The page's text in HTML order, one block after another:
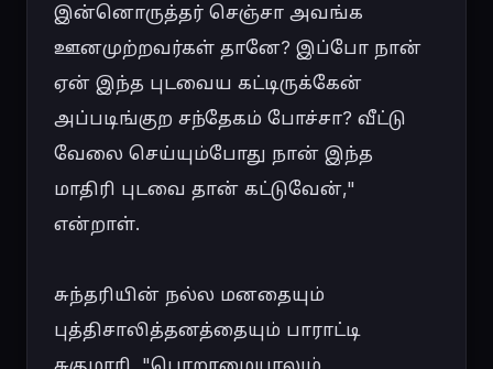
இன்னொருத்தர் செஞ்சா அவங்க
ஊனமுற்றவர்கள் தானே? இப்போ நான்
ஏன் இந்த புடவைய கட்டிருக்கேன்
அப்படிங்குற சந்தேகம் போச்சா? வீட்டு
வேலை செய்யும்போது நான் இந்த
மாதிரி புடவை தான் கட்டுவேன்,"
என்றாள்.
சுந்தரியின் நல்ல மனதையும்
புத்திசாலித்தனத்தையும் பாராட்டி
சுகுமாரி, "பொறாமையாலும்